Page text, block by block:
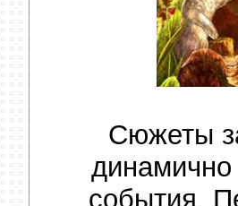
Сюжеты
события.